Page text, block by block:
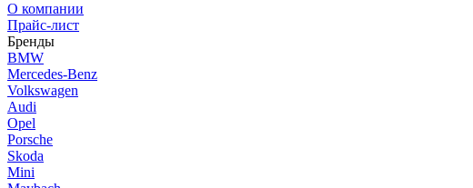
О компании
Прайс-лист
Бренды
BMW
Mercedes-Benz
Volkswagen
Audi
Opel
Porsche
Skoda
Mini